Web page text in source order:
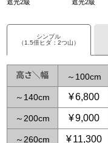
遮光2級
遮光2級
シンプル
（1.5倍ヒダ：2つ山）
～ 100
～ 140 ¥6,800
～ 200 ¥9,000
～ 260 ¥11,300